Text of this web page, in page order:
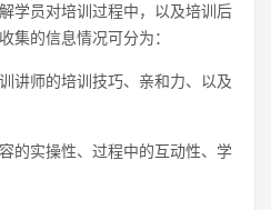
学员对培训过程中，以及培训后
集的信息情况可分为：
讲师的培训技巧、亲和力、以及
的实操性、过程中的互动性、学